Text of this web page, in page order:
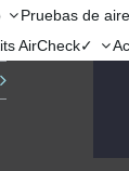
Pruebas de
AirCheck✓